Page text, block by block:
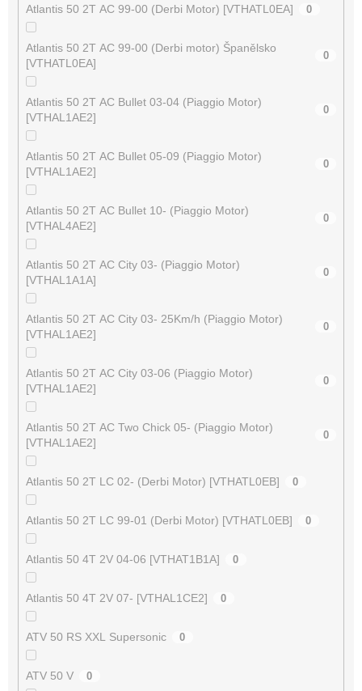
Atlantis 50 2T AC 99-00 (Derbi Motor) [VTHATL0EA] 0
Atlantis 50 2T AC 99-00 (Derbi motor) Španělsko
[VTHATL0EA]
0
Atlantis 50 2T AC Bullet 03-04 (Piaggio Motor)
[VTHAL1AE2]
0
Atlantis 50 2T AC Bullet 05-09 (Piaggio Motor)
[VTHAL1AE2]
0
Atlantis 50 2T AC Bullet 10- (Piaggio Motor)
[VTHAL4AE2]
0
Atlantis 50 2T AC City 03- (Piaggio Motor)
[VTHAL1A1A]
0
Atlantis 50 2T AC City 03- 25Km/h (Piaggio Motor)
[VTHAL1AE2]
0
Atlantis 50 2T AC City 03-06 (Piaggio Motor)
[VTHAL1AE2]
0
Atlantis 50 2T AC Two Chick 05- (Piaggio Motor)
[VTHAL1AE2]
0
Atlantis 50 2T LC 02- (Derbi Motor) [VTHATL0EB] 0
Atlantis 50 2T LC 99-01 (Derbi Motor) [VTHATL0EB] 0
Atlantis 50 4T 2V 04-06 [VTHAT1B1A] 0
Atlantis 50 4T 2V 07- [VTHAL1CE2] 0
ATV 50 RS XXL Supersonic 0
ATV 50 V 0